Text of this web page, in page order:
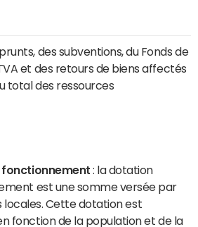
des subventions, du Fonds de
et des retours de biens affectés
total des ressources
: la dotation
est une somme versée par
locales. Cette dotation est
fonction de la population et de la